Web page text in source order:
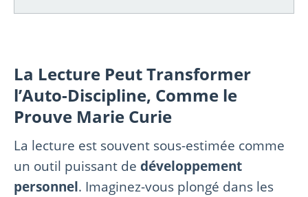
La Lecture Peut Transformer
l’Auto-Discipline, Comme le
Prouve Marie Curie
La lecture est souvent sous-estimée comme
un outil puissant de développement
personnel. Imaginez-vous plongé dans les